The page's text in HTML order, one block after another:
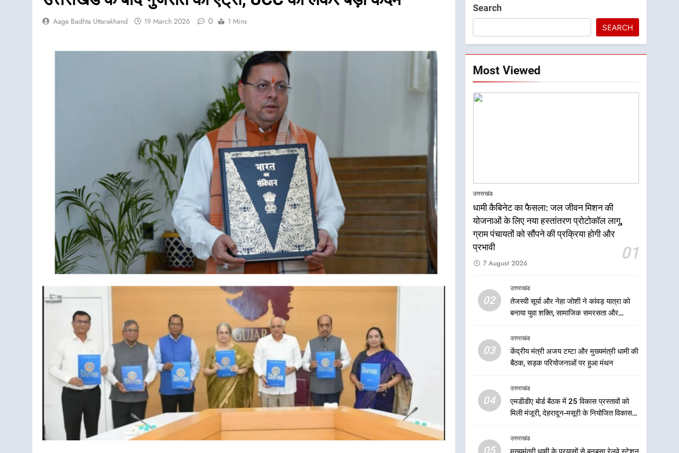
Aage Badhta Uttarakhand 19 March 2026 0 1 Mins
Search
SEARCH
Most Viewed
उत्तराखंड
धामी कैबिनेट का फैसला: जल जीवन मिशन की
योजनाओं के लिए नया हस्तांतरण प्रोटोकॉल लागू,
ग्राम पंचायतों को सौंपने की प्रक्रिया होगी और
प्रभावी
01
7 August 2026
02
उत्तराखंड
तेजस्वी सूर्या और नेहा जोशी ने कांवड़ यात्रा को
बनाया युवा शक्ति, सामाजिक समरसता और
03
उत्तराखंड
केंद्रीय मंत्री अजय टम्टा और मुख्यमंत्री धामी की
बैठक, सड़क परियोजनाओं पर हुआ मंथन
04
उत्तराखंड
एमडीडीए बोर्ड बैठक में 25 विकास प्रस्तावों को
मिली मंजूरी, देहरादून-मसूरी के नियोजित विकास
05
उत्तराखंड
कांवड़ यात्रा में सुरक्षा, स्वास्थ्य और
आपातकालीन सेवाओं की बनी
मजबूत व्यवस्था
उत्तराखंड
7
मुख्यमंत्री धामी के नेतृत्व में मसूरी
बन रही विकास और पर्यटन का नया
8
आपदा के मलबे से उम्मीद की नई
सुबह, मुख्यमंत्री धामी ने ₹33
भरोसे का प्रतीक
1
धामी कैबिनेट का फैसला: जल
ग्राम पंचायतों को सौंपने की
प्रक्रिया होगी और प्रभावी
2
तेजस्वी सूर्या और नेहा जोशी ने
उत्तराखंड